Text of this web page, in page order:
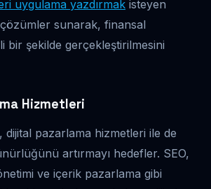
uygulama yazdırmak isteyen
sunarak, finansal
bir şekilde gerçekleştirilmesini
Hizmetleri
dijital pazarlama hizmetleri ile de
artırmayı hedefler. SEO,
ve içerik pazarlama gibi